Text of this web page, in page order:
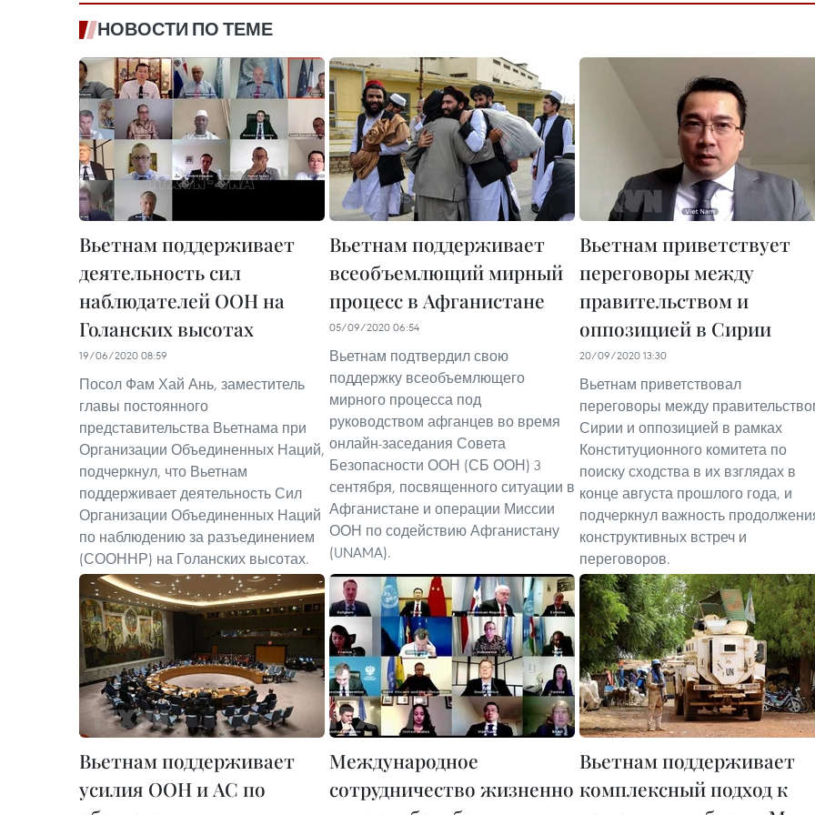
НОВОСТИ ПО ТЕМЕ
Вьетнам поддерживает
деятельность сил
наблюдателей ООН на
Голанских высотах
19/06/2020 08:59
Посол Фам Хай Ань, заместитель
главы постоянного
представительства Вьетнама при
Организации Объединенных Наций,
подчеркнул, что Вьетнам
поддерживает деятельность Сил
Организации Объединенных Наций
по наблюдению за разъединением
(СООННР) на Голанских высотах.
Вьетнам поддерживает
всеобъемлющий мирный
процесс в Афганистане
05/09/2020 06:54
Вьетнам подтвердил свою
поддержку всеобъемлющего
мирного процесса под
руководством афганцев во время
онлайн-заседания Совета
Безопасности ООН (СБ ООН) 3
сентября, посвященного ситуации в
Афганистане и операции Миссии
ООН по содействию Афганистану
(UNAMA).
Вьетнам приветствует
переговоры между
правительством и
оппозицией в Сирии
20/09/2020 13:30
Вьетнам приветствовал
переговоры между
Сирии и оппозицией в рамках
Конституционного комитета по
поиску сходства в их взглядах в
конце августа прошлого года, и
подчеркнул важность
конструктивных встреч и
переговоров.
Вьетнам поддерживает
усилия ООН и АС по
Международное
сотрудничество жизненно
Вьетнам поддерживает
комплексный подход к